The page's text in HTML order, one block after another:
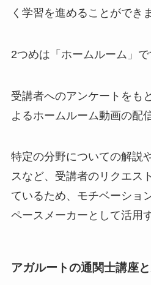
く学習を進めることができ
2つめは「ホームルーム」で
受講者へのアンケートをも
よるホームルーム動画の配
特定の分野についての解説
スなど、受講者のリクエス
ているため、モチベーショ
ペースメーカーとして活用
アガルートの通関士講座